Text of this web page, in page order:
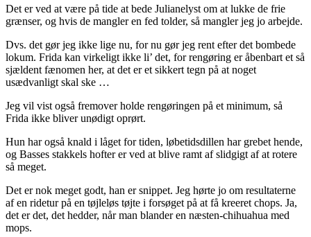
Det er ved at være på tide at bede Julianelyst om at lukke de frie
grænser, og hvis de mangler en fed tolder, så mangler jeg jo arbejde.
Dvs. det gør jeg ikke lige nu, for nu gør jeg rent efter det bombede
lokum. Frida kan virkeligt ikke li’ det, for rengøring er åbenbart et så
sjældent fænomen her, at det er et sikkert tegn på at noget
usædvanligt skal ske …
Jeg vil vist også fremover holde rengøringen på et minimum, så
Frida ikke bliver unødigt oprørt.
Hun har også knald i låget for tiden, løbetidsdillen har grebet hende,
og Basses stakkels hofter er ved at blive ramt af slidgigt af at rotere
så meget.
Det er nok meget godt, han er snippet. Jeg hørte jo om resultaterne
af en ridetur på en tøjleløs tøjte i forsøget på at få kreeret chops. Ja,
det er det, det hedder, når man blander en næsten-chihuahua med
mops.